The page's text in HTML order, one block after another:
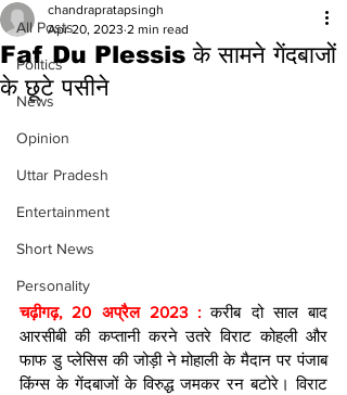
All Posts
Politics
News
Opinion
Uttar Pradesh
Entertainment
Short News
Personality
Faf Du Plessis के सामने गेंदबाजों
के छूटे पसीने
chandrapratapsingh
Apr 20, 2023 2 min read
चढ़ीगढ़, 20 अप्रैल 2023 : करीब दो साल बाद
आरसीबी की कप्तानी करने उतरे विराट कोहली और
फाफ डु प्लेसिस की जोड़ी ने मोहाली के मैदान पर पंजाब
किंग्स के गेंदबाजों के विरुद्ध जमकर रन बटोरे। विराट